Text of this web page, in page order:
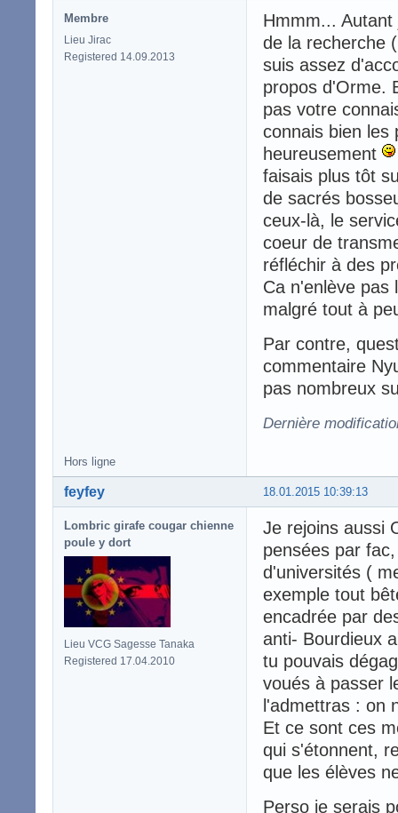
Membre
Lieu Jirac
Registered 14.09.2013
Hmmm...
de la recherche
suis assez
propos d'Orme.
pas votre
connais bien les
heureusement
faisais plus tôt
de sacrés
ceux-là, le
coeur de
réfléchir à des
Ca n'enlève pas
malgré tout à
Par contre,
commentaire
pas nombreux
Dernière
Hors ligne
18.01.2015 10:39:13
feyfey
Lombric girafe cougar chienne
poule y dort
Lieu VCG Sagesse Tanaka
Registered 17.04.2010
Je rejoins aussi
pensées par
d'universités (
exemple tout
encadrée par
anti- Bourdieux
tu pouvais
voués à passer
l'admettras : on
Et ce sont ces
qui s'étonnent,
que les élèves
Perso je serais